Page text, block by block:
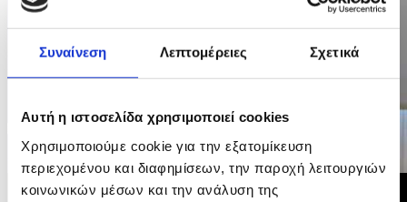
Συναίνεση Λεπτομέρειες Σχετικά
Αυτή η ιστοσελίδα χρησιμοποιεί cookies
Χρησιμοποιούμε cookie για την εξατομίκευση
περιεχομένου και διαφημίσεων, την παροχή λειτουργιών
κοινωνικών μέσων και την ανάλυση της